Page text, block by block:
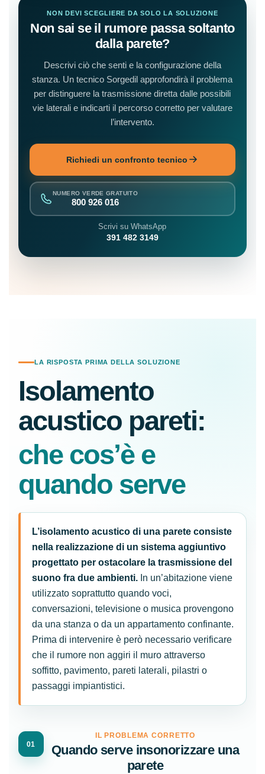
NON DEVI SCEGLIERE DA SOLO LA SOLUZIONE
Non sai se il rumore passa soltanto
dalla parete?
Descrivi ciò che senti e la configurazione della
stanza. Un tecnico Sorgedil approfondirà il problema
per distinguere la trasmissione diretta dalle possibili
vie laterali e indicarti il percorso corretto per valutare
l’intervento.
Richiedi un confronto tecnico
NUMERO VERDE GRATUITO
800 926 016
Scrivi su WhatsApp
391 482 3149
LA RISPOSTA PRIMA DELLA SOLUZIONE
Isolamento
acustico pareti:
che cos’è e
quando serve
L’isolamento acustico di una parete consiste
nella realizzazione di un sistema aggiuntivo
progettato per ostacolare la trasmissione del
suono fra due ambienti. In un’abitazione viene
utilizzato soprattutto quando voci,
conversazioni, televisione o musica provengono
da una stanza o da un appartamento confinante.
Prima di intervenire è però necessario verificare
che il rumore non aggiri il muro attraverso
soffitto, pavimento, pareti laterali, pilastri o
passaggi impiantistici.
01
IL PROBLEMA CORRETTO
Quando serve insonorizzare una
parete